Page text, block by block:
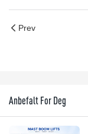
Prev
Anbefalt For Deg